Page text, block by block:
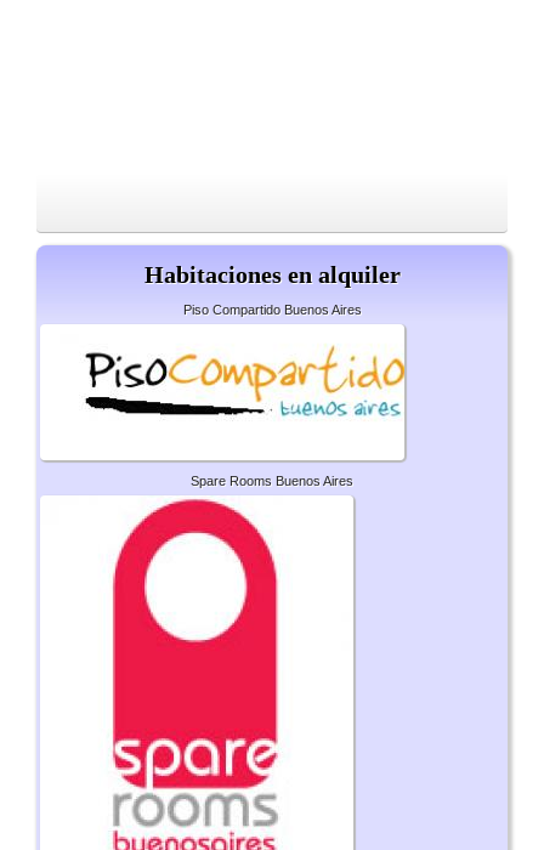
Habitaciones en alquiler
Piso Compartido Buenos Aires
Spare Rooms Buenos Aires